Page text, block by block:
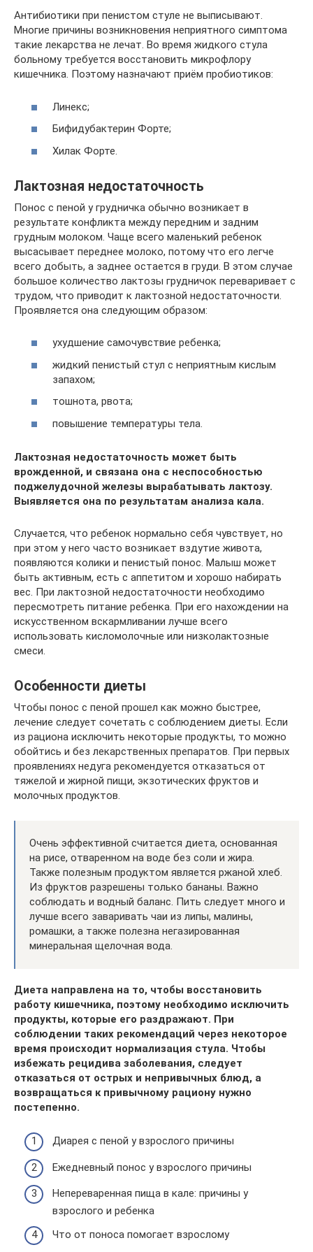
Антибиотики при пенистом стуле не выписывают.
Многие причины возникновения неприятного симптома
такие лекарства не лечат. Во время жидкого стула
больному требуется восстановить микрофлору
кишечника. Поэтому назначают приём пробиотиков:
Линекс;
Бифидубактерин Форте;
Хилак Форте.
Лактозная недостаточность
Понос с пеной у грудничка обычно возникает в
результате конфликта между передним и задним
грудным молоком. Чаще всего маленький ребенок
высасывает переднее молоко, потому что его легче
всего добыть, а заднее остается в груди. В этом случае
большое количество лактозы грудничок переваривает с
трудом, что приводит к лактозной недостаточности.
Проявляется она следующим образом:
ухудшение самочувствие ребенка;
жидкий пенистый стул с неприятным кислым
запахом;
тошнота, рвота;
повышение температуры тела.
Лактозная недостаточность может быть
врожденной, и связана она с неспособностью
поджелудочной железы вырабатывать лактозу.
Выявляется она по результатам анализа кала.
Случается, что ребенок нормально себя чувствует, но
при этом у него часто возникает вздутие живота,
появляются колики и пенистый понос. Малыш может
быть активным, есть с аппетитом и хорошо набирать
вес. При лактозной недостаточности необходимо
пересмотреть питание ребенка. При его нахождении на
искусственном вскармливании лучше всего
использовать кисломолочные или низколактозные
смеси.
Особенности диеты
Чтобы понос с пеной прошел как можно быстрее,
лечение следует сочетать с соблюдением диеты. Если
из рациона исключить некоторые продукты, то можно
обойтись и без лекарственных препаратов. При первых
проявлениях недуга рекомендуется отказаться от
тяжелой и жирной пищи, экзотических фруктов и
молочных продуктов.
Очень эффективной считается диета, основанная
на рисе, отваренном на воде без соли и жира.
Также полезным продуктом является ржаной хлеб.
Из фруктов разрешены только бананы. Важно
соблюдать и водный баланс. Пить следует много и
лучше всего заваривать чаи из липы, малины,
ромашки, а также полезна негазированная
минеральная щелочная вода.
Диета направлена на то, чтобы восстановить
работу кишечника, поэтому необходимо исключить
продукты, которые его раздражают. При
соблюдении таких рекомендаций через некоторое
время происходит нормализация стула. Чтобы
избежать рецидива заболевания, следует
отказаться от острых и непривычных блюд, а
возвращаться к привычному рациону нужно
постепенно.
Диарея с пеной у взрослого причины
Ежедневный понос у взрослого причины
Непереваренная пища в кале: причины у
взрослого и ребенка
Что от поноса помогает взрослому